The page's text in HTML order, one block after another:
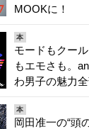
MOOKに！
本
モードもクー
もエモさも。
わ男子の魅力全
本
岡田准一の“頭